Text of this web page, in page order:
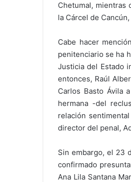
Chetumal, mientras
la Cárcel de
Cabe hacer
penitenciario se ha
Justicia del Estado
entonces, Raúl
Carlos Basto Ávila
hermana -del
relación
director del penal,
Sin embargo, el 23
confirmado
Ana Lila Santana